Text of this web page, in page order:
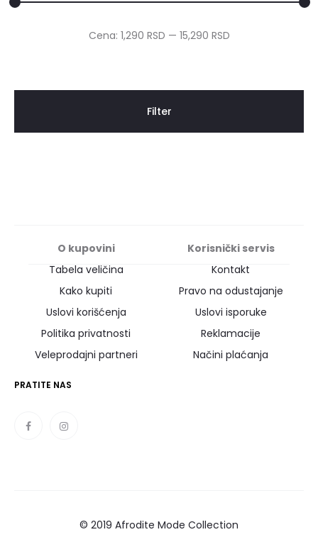
Filter
Cena: 1,290 RSD — 15,290 RSD
O kupovini
Korisnički servis
Tabela veličina
Kontakt
Kako kupiti
Pravo na odustajanje
Uslovi korišćenja
Uslovi isporuke
Politika privatnosti
Reklamacije
Veleprodajni partneri
Načini plaćanja
PRATITE NAS
© 2019 Afrodite Mode Collection